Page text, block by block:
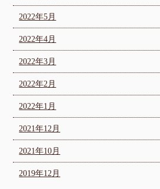
2022年5月
2022年4月
2022年3月
2022年2月
2022年1月
2021年12月
2021年10月
2019年12月